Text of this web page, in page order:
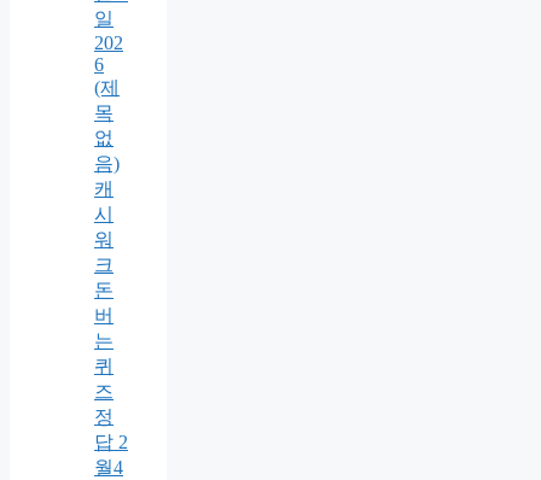
일
202
6
(제
목
없
음)
캐
시
워
크
돈
버
는
퀴
즈
정
답 2
월4